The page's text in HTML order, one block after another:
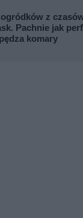
z
Pachnie jak
komary